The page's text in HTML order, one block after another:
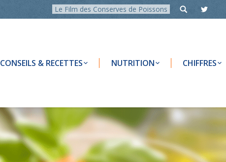
Le Film des Conserves de Poissons
CONSEILS & RECETTES NUTRITION CHIFFRES